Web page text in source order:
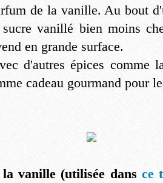
de la vanille. Au bout
vanillé bien moins
en grande surface.
d'autres épices comme
cadeau gourmand pour
vanille (utilisée dans ce